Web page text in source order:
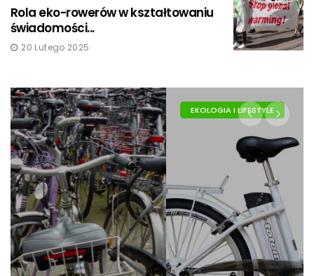
Rola eko-rowerów w kształtowaniu
świadomości...
20 Lutego 2025
EKOLOGIA I LIFESTYLE